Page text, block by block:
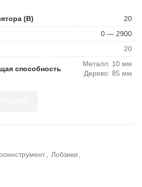
(В)
20
0 — 2900
20
способность
Металл: 10 мм
Дерево: 85 мм
Лобзики